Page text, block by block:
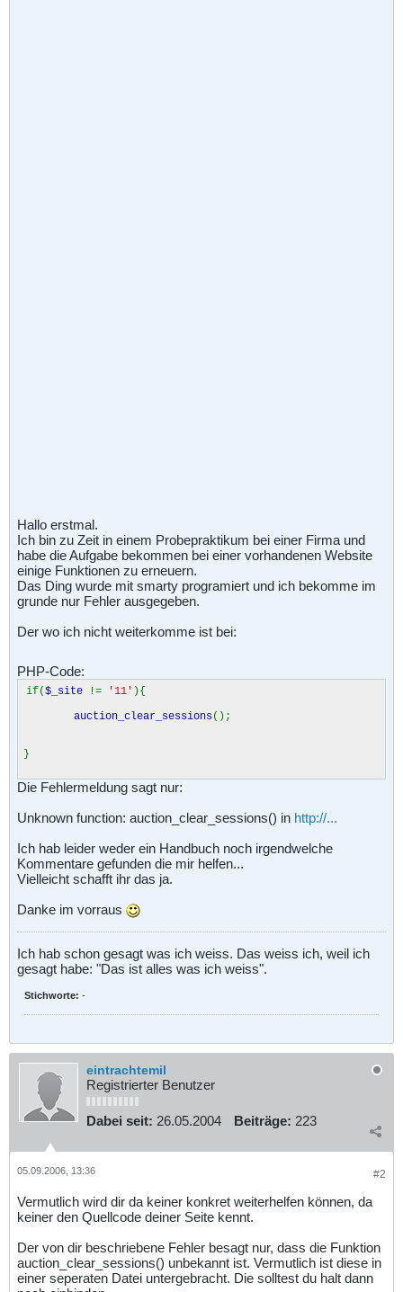
Hallo erstmal.
Ich bin zu Zeit in einem Probepraktikum bei einer Firma und
habe die Aufgabe bekommen bei einer vorhandenen Website
einige Funktionen zu erneuern.
Das Ding wurde mit smarty programiert und ich bekomme im
grunde nur Fehler ausgegeben.
Der wo ich nicht weiterkomme ist bei:
PHP-Code:
if($_site != '11' ){
auction_clear_sessions();
}
Die Fehlermeldung sagt nur:
Unknown function: auction_clear_sessions() in http://...
Ich hab leider weder ein Handbuch noch irgendwelche
Kommentare gefunden die mir helfen...
Vielleicht schafft ihr das ja.
Danke im vorraus
Ich hab schon gesagt was ich weiss. Das weiss ich, weil ich
gesagt habe: "Das ist alles was ich weiss".
Stichworte: -
eintrachtemil
Registrierter Benutzer
Dabei seit: 26.05.2004 Beiträge: 223
#2
05.09.2006, 13:36
Vermutlich wird dir da keiner konkret weiterhelfen können, da
keiner den Quellcode deiner Seite kennt.
Der von dir beschriebene Fehler besagt nur, dass die Funktion
auction_clear_sessions() unbekannt ist. Vermutlich ist diese in
einer seperaten Datei untergebracht. Die solltest du halt dann